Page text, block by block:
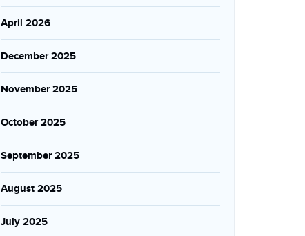
April 2026
December 2025
November 2025
October 2025
September 2025
August 2025
July 2025